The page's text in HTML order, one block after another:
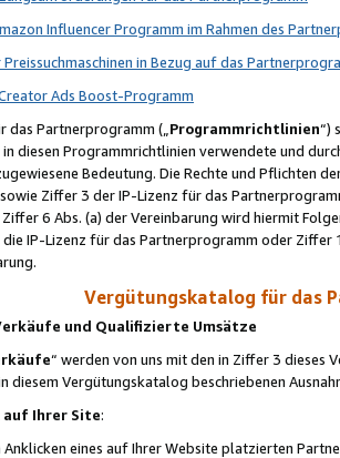
Influencer Programm im Rahmen des
in Bezug auf das
Ads Boost-Programm
das Partnerprogramm („Programmrichtlinien“)
in diesen Programmrichtlinien verwendete und
Bedeutung. Die Rechte und Pflichten
Ziffer 3 der IP-Lizenz für das
Ziffer 6 Abs. (a) der Vereinbarung wird hiermit
IP-Lizenz für das Partnerprogramm oder
Vergütungskatalog für das
und Qualifizierte Umsätze
“ werden von uns mit den in Ziffer 3
diesem Vergütungskatalog beschriebenen
Ihrer Site:
eines auf Ihrer Website platzierten